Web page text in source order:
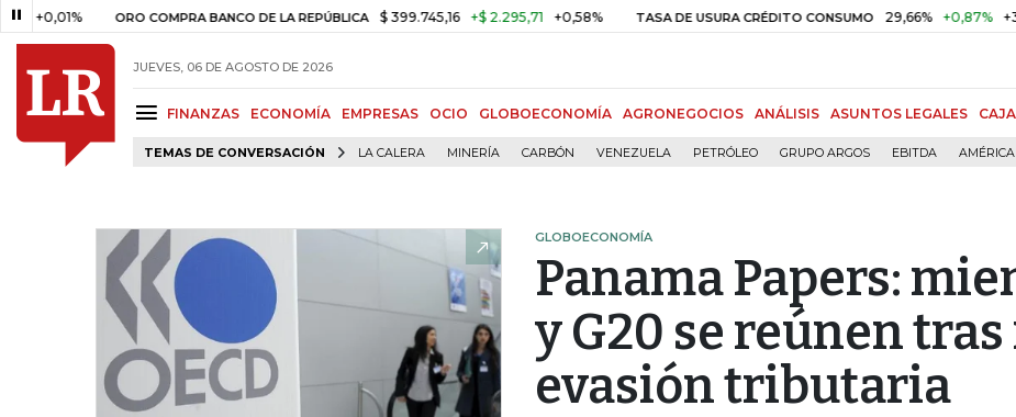
ORO COMPRA BANCO DE LA REPÚBLICA $ 399.745,16 +$ 2.295,71 +0,58% TASA DE USURA CRÉDITO CONSUMO 29,66% +0,87% +3,02%
JUEVES, 06 DE AGOSTO DE 2026
FINANZAS ECONOMÍA EMPRESAS OCIO GLOBOECONOMÍA AGRONEGOCIOS ANÁLISIS ASUNTOS LEGALES
TEMAS DE CONVERSACIÓN LA CALERA MINERÍA CARBÓN VENEZUELA PETRÓLEO GRUPO ARGOS EBITDA
GLOBOECONOMÍA
Panama Papers:
y G20 se reúnen
evasión tributaria